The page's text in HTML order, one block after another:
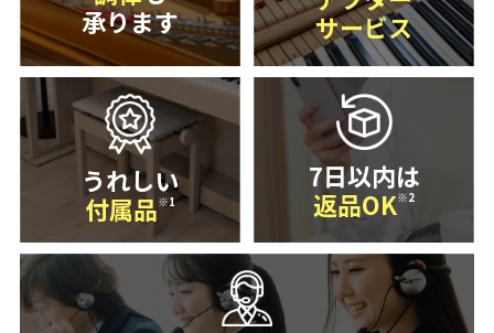
承ります
サービス
うれしい
付属品※1
7日以内は
返品OK※2